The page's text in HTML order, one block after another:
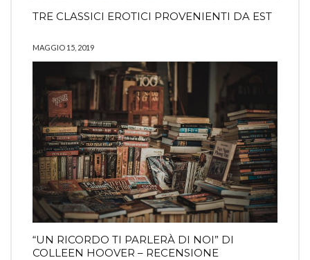
TRE CLASSICI EROTICI PROVENIENTI DA EST
MAGGIO 15, 2019
“UN RICORDO TI PARLERÀ DI NOI” DI
COLLEEN HOOVER – RECENSIONE